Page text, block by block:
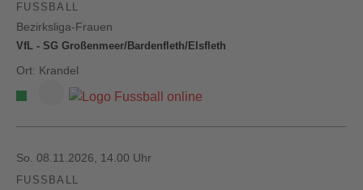
FUSSBALL
Bezirksliga-Frauen
VfL - SG Großenmeer/Bardenfleth/Elsfleth
Ort: Krandel
So. 08.11.2026, 14.00 Uhr
FUSSBALL